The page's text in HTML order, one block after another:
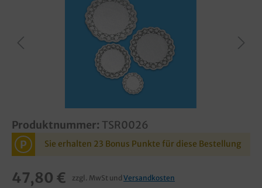
Produktnummer: TSR0026
P Sie erhalten 23 Bonus Punkte für diese Bestellung
47,80 € zzgl. MwSt und Versandkosten